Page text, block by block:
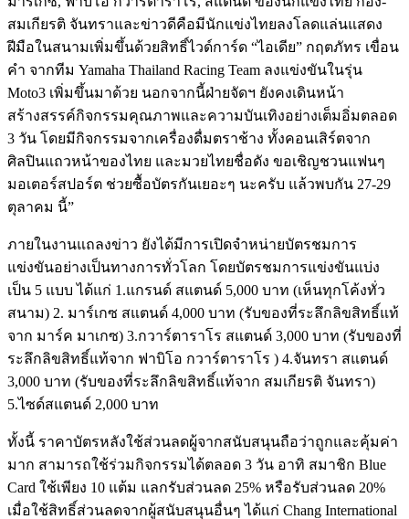
สมเกียรติ จันทราและข่าวดีคือมีนักแข่งไทยลงโลดแล่นแสดง
ฝีมือในสนามเพิ่มขึ้นด้วยสิทธิ์ไวด์การ์ด “ไอเดีย” กฤตภัทร เขื่อน
คํา จากทีม Yamaha Thailand Racing Team ลงแข่งขันในรุ่น
Moto3 เพิ่มขึ้นมาด้วย นอกจากนี้ฝ่ายจัดฯ ยังคงเดินหน้า
สร้างสรรค์กิจกรรมคุณภาพและความบันเทิงอย่างเต็มอิ่มตลอด
3 วัน โดยมีกิจกรรมจากเครื่องดื่มตราช้าง ทั้งคอนเสิร์ตจาก
ศิลปินแถวหน้าของไทย และมวยไทยชื่อดัง ขอเชิญชวนแฟนๆ
มอเตอร์สปอร์ต ช่วยซื้อบัตรกันเยอะๆ นะครับ แล้วพบกัน 27-29
ตุลาคม นี้”
ภายในงานแถลงข่าว ยังได้มีการเปิดจำหน่ายบัตรชมการ
แข่งขันอย่างเป็นทางการทั่วโลก โดยบัตรชมการแข่งขันแบ่ง
เป็น 5 แบบ ได้แก่ 1.แกรนด์ สแตนด์ 5,000 บาท (เห็นทุกโค้งทั่ว
สนาม) 2. มาร์เกซ สแตนด์ 4,000 บาท (รับของที่ระลึกลิขสิทธิ์แท้
จาก มาร์ค มาเกซ) 3.กวาร์ตาราโร สแตนด์ 3,000 บาท (รับของที่
ระลึกลิขสิทธิ์แท้จาก ฟาบิโอ กวาร์ตาราโร ) 4.จันทรา สแตนด์
3,000 บาท (รับของที่ระลึกลิขสิทธิ์แท้จาก สมเกียรติ จันทรา)
5.ไซด์สแตนด์ 2,000 บาท
ทั้งนี้ ราคาบัตรหลังใช้ส่วนลดผู้จากสนับสนุนถือว่าถูกและคุ้มค่า
มาก สามารถใช้ร่วมกิจกรรมได้ตลอด 3 วัน อาทิ สมาชิก Blue
Card ใช้เพียง 10 แต้ม แลกรับส่วนลด 25% หรือรับส่วนลด 20%
เมื่อใช้สิทธิ์ส่วนลดจากผู้สนับสนุนอื่นๆ ได้แก่ Chang International